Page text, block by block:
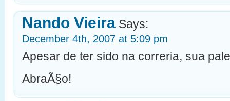
Nando Vieira Says:
December 4th, 2007 at 5:09 pm
Apesar de ter sido na correria, sua
AbraÃ§o!